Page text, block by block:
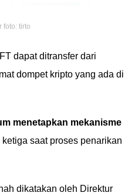
foto: tirto
dapat ditransfer dari
dompet kripto yang ada di
menetapkan mekanisme
saat proses penarikan
dikatakan oleh Direktur